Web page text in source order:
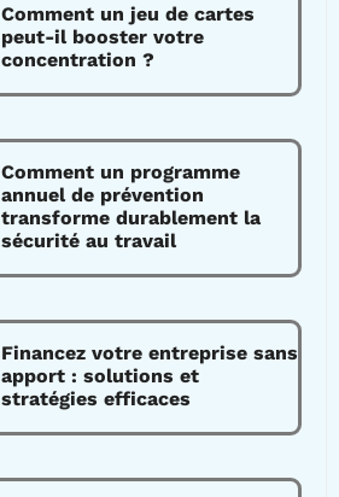
Comment un jeu de cartes
peut-il booster votre
concentration ?
Comment un programme
annuel de prévention
transforme durablement la
sécurité au travail
Financez votre entreprise sans
apport : solutions et
stratégies efficaces